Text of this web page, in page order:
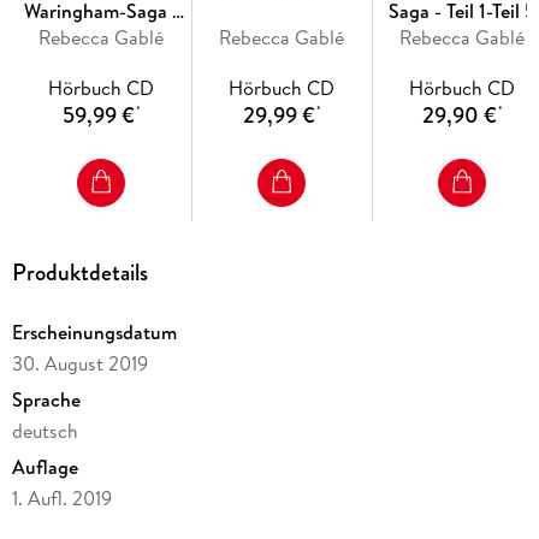
Waringham-Saga -
Teil 1-7
Rebecca Gablé
Hörbuch CD
59,99 €*
Rebecca Gablé
Hörbuch CD
29,99 €*
Saga - Teil 1-Teil 5
Rebecca Gablé
Hörbuch CD
29,90 €*
Produktdetails
Erscheinungsdatum
30. August 2019
Sprache
deutsch
Auflage
1. Aufl. 2019